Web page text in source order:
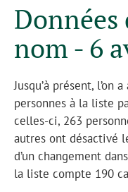
nom - 6
Jusqu’à présent, l’on
personnes à la liste
celles-ci, 263
autres ont désactivé
d’un changement
la liste compte 190